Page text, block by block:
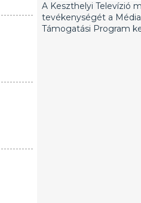
A Keszthelyi Televízió
tevékenységét a
Támogatási Program